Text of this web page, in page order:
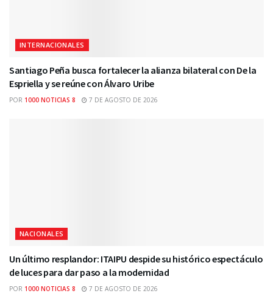
INTERNACIONALES
Santiago Peña busca fortalecer la alianza bilateral con De la
Espriella y se reúne con Álvaro Uribe
POR 1000 NOTICIAS 8 7 DE AGOSTO DE 2026
NACIONALES
Un último resplandor: ITAIPU despide su histórico espectáculo
de luces para dar paso a la modernidad
POR 1000 NOTICIAS 8 7 DE AGOSTO DE 2026